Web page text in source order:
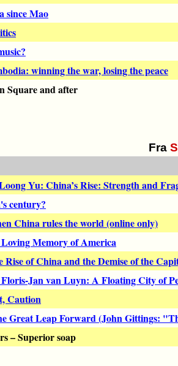
since Mao
winning the war, losing the peace
Square and after
Fra
Yu: China’s Rise: Strength and
century?
China rules the world (online only)
Memory of America
Rise of China and the Demise of the
Jan van Luyn: A Floating City of
Caution
Great Leap Forward (John Gittings:
– Superior soap